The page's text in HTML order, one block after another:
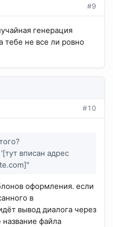
#9
генерация
тебе не все ли ровно
#10
вписан адрес
оформления. если
в
вывод диалога через
файла